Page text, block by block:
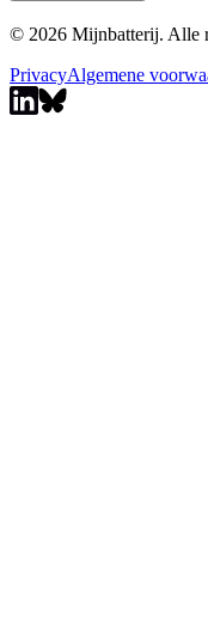
© 2026 Mijnbatterij. Alle
PrivacyAlgemene